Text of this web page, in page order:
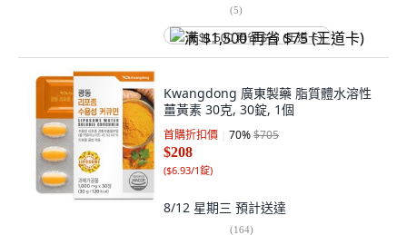
(5)
满 $1,500 再省 $75 (王道卡)
Kwangdong 廣東製藥 脂質體水溶性
薑黃素 30克, 30錠, 1個
首購折扣價 70%$705
$208
($6.93/1錠)
8/12 星期三 預計送達
(164)